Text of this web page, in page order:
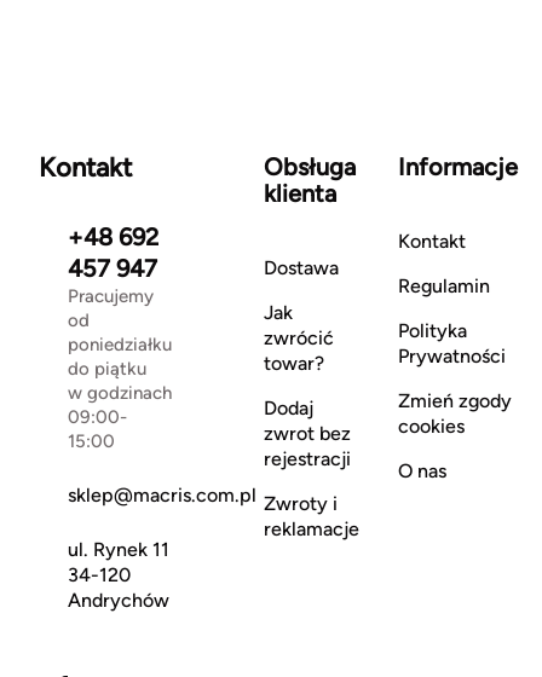
Kontakt
+48 692
457 947
Pracujemy
od
poniedziałku
do piątku
w godzinach
09:00-
15:00
sklep@macris.com.pl
ul. Rynek 11
34-120
Andrychów
Obsługa
klienta
Dostawa
Jak
zwrócić
towar?
Dodaj
zwrot bez
rejestracji
Zwroty i
reklamacje
Informacje
Kontakt
Regulamin
Polityka
Prywatności
Zmień zgody
cookies
O nas